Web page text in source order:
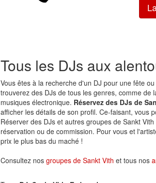
Tous les DJs aux
Vous êtes à la recherche d'un DJ pour une fête
trouverez des DJs de tous les genres, comme de
musiques électronique. Réservez des DJs de
afficher les détails de son profil. Ce-faisant, vous
Réserver des DJs et autres groupes de Sankt
réservation ou de commission. Pour vous et
prix le plus bas du maché !
Consultez nos groupes de Sankt Vith et tous nos